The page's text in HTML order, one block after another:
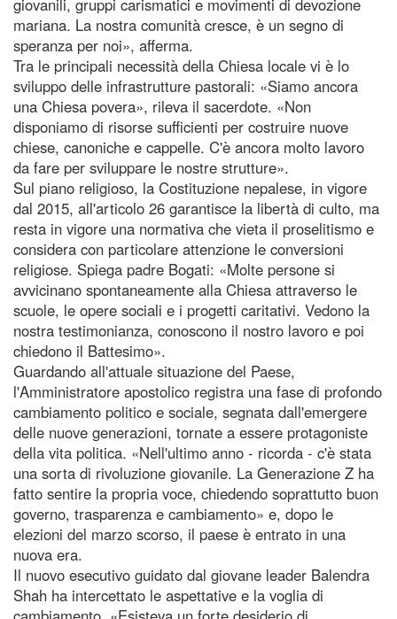
giovanili, gruppi carismatici e movimenti di devozione
mariana. La nostra comunità cresce, è un segno di
speranza per noi», afferma.
Tra le principali necessità della Chiesa locale vi è lo
sviluppo delle infrastrutture pastorali: «Siamo ancora
una Chiesa povera», rileva il sacerdote. «Non
disponiamo di risorse sufficienti per costruire nuove
chiese, canoniche e cappelle. C'è ancora molto lavoro
da fare per sviluppare le nostre strutture».
Sul piano religioso, la Costituzione nepalese, in vigore
dal 2015, all'articolo 26 garantisce la libertà di culto, ma
resta in vigore una normativa che vieta il proselitismo e
considera con particolare attenzione le conversioni
religiose. Spiega padre Bogati: «Molte persone si
avvicinano spontaneamente alla Chiesa attraverso le
scuole, le opere sociali e i progetti caritativi. Vedono la
nostra testimonianza, conoscono il nostro lavoro e poi
chiedono il Battesimo».
Guardando all'attuale situazione del Paese,
l'Amministratore apostolico registra una fase di profondo
cambiamento politico e sociale, segnata dall'emergere
delle nuove generazioni, tornate a essere protagoniste
della vita politica. «Nell'ultimo anno - ricorda - c'è stata
una sorta di rivoluzione giovanile. La Generazione Z ha
fatto sentire la propria voce, chiedendo soprattutto buon
governo, trasparenza e cambiamento» e, dopo le
elezioni del marzo scorso, il paese è entrato in una
nuova era.
Il nuovo esecutivo guidato dal giovane leader Balendra
Shah ha intercettato le aspettative e la voglia di